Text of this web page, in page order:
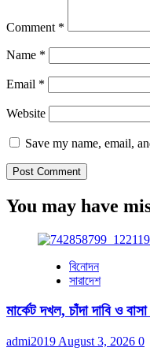
Comment *
Name *
Email *
Website
Save my name, email,
You may have
বিনোদন
সারাদেশ
মার্কেট দখল, চাঁদা দাবি ও
admi2019 August 3, 2026 0